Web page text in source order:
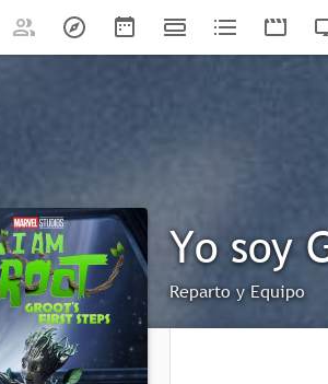
Yo soy
Reparto y Equipo